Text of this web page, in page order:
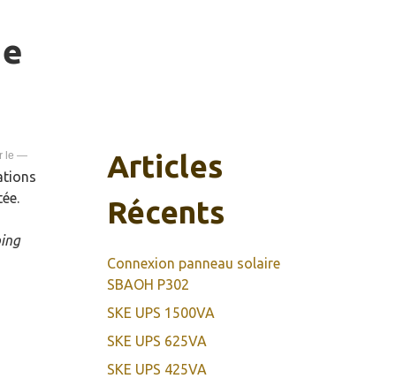
—
Articles
Récents
Connexion panneau solaire
SBAOH P302
SKE UPS 1500VA
SKE UPS 625VA
SKE UPS 425VA